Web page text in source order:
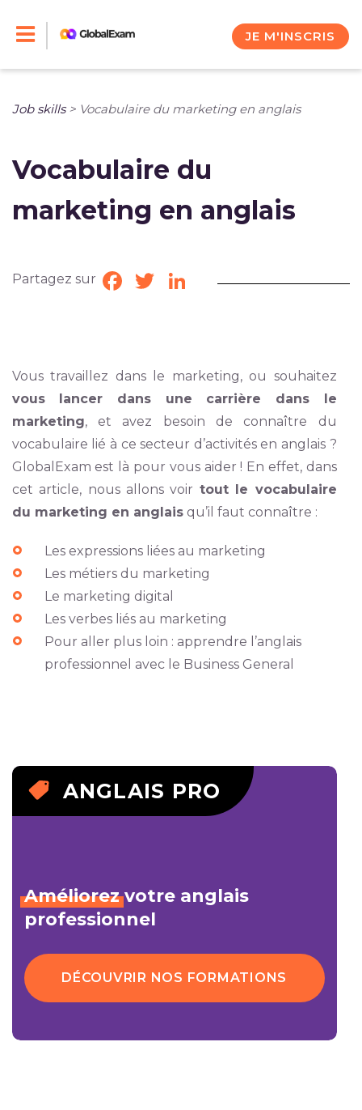
JE M'INSCRIS
Job skills> Vocabulaire du marketing en anglais
Vocabulaire du
marketing en anglais
Partagez sur Facebook
TwitterLinkedIn
Vous travaillez dans le marketing, ou souhaitez
vous lancer dans une carrière dans le
marketing, et avez besoin de connaître du
vocabulaire lié à ce secteur d’activités en anglais ?
GlobalExam est là pour vous aider ! En effet, dans
cet article, nous allons voir tout le vocabulaire
du marketing en anglaisqu’il faut connaître :
Les expressions liées au marketing
Les métiers du marketing
Le marketing digital
Les verbes liés au marketing
Pour aller plus loin : apprendre l’anglais
professionnel avec le Business General
ANGLAIS PRO
Améliorezvotre anglais
professionnel
DÉCOUVRIR NOS FORMATIONS